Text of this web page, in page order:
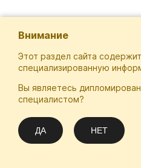
Внимание
Этот раздел сайта
специализированную
Вы являетесь
специалистом?
ДА НЕТ
Отечественная Школа
Email
info@practical-oncology.ru